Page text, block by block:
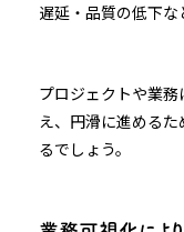
遅延・品質の低下な
プロジェクトや業
え、円滑に進める
るでしょう。